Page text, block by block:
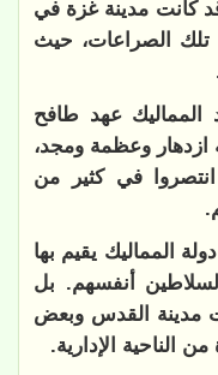
كانت مدينة غزة في
تلك الصراعات، حيث
المماليك عهد طافح
ازدهار وعظمة ومجد،
في كثير من
المماليك يقيم بها
أنفسهم. بل
مدينة القدس وبعض
الناحية الإدارية.